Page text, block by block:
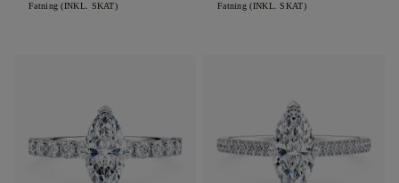
Fatning (INKL. SKAT) Fatning (INKL. SKAT)